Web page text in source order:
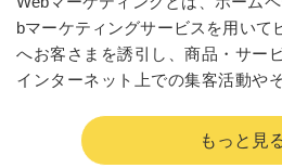
bマーケティングサービスを用いて
へお客さまを誘引し、商品・サー
インターネット上での集客活動や
そういったWebマーケティング
て、ビジネスオーナーさまと共に